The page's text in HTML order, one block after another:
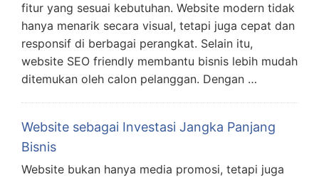
fitur yang sesuai kebutuhan. Website modern tidak
hanya menarik secara visual, tetapi juga cepat dan
responsif di berbagai perangkat. Selain itu,
website SEO friendly membantu bisnis lebih mudah
ditemukan oleh calon pelanggan. Dengan …
Website sebagai Investasi Jangka Panjang
Bisnis
Website bukan hanya media promosi, tetapi juga